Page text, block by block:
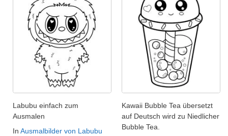
Labubu einfach zum
Ausmalen
In Ausmalbilder von Labubu
Kawaii Bubble Tea übersetzt
auf Deutsch wird zu Niedlicher
Bubble Tea.